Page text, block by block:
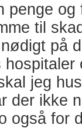
penge
til
på
jeg
der ikke
også for